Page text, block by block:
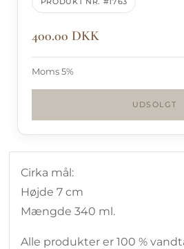
400.00 DKK
Moms 5%
UDSOLGT
Cirka mål:
Højde 7 cm
Mængde 340 ml.
Alle produkter er 100 %